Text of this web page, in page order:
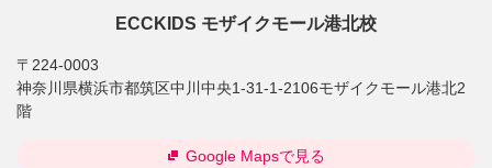
ECCKIDS モザイクモール港北校
〒224-0003
神奈川県横浜市都筑区中川中央1-31-1-2106モザイクモール港北2
階
Google Mapsで見る